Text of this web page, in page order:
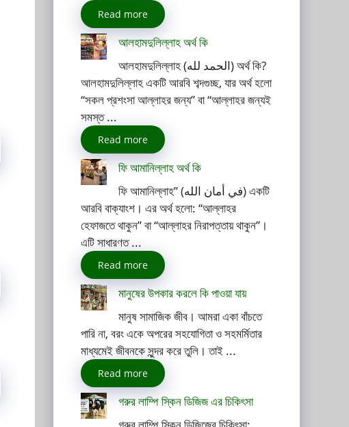
Read more
আলহামদুলিল্লাহ অর্থ কি
আলহামদুলিল্লাহ (الحمد لله) অর্থ কি?
আলহামদুলিল্লাহ একটি আরবি শব্দগুচ্ছ, যার অর্থ হলো
“সকল প্রশংসা আল্লাহর জন্য” বা “আল্লাহর জন্যই
সমস্ত ...
Read more
ফি আমানিল্লাহ অর্থ কি
ফি আমানিল্লাহ” (في أمان الله) একটি
আরবি বাক্যাংশ। এর অর্থ হলো: “আল্লাহর
হেফাজতে থাকুন” বা “আল্লাহর নিরাপত্তায় থাকুন”।
এটি সাধারণত ...
Read more
মানুষের উপকার করলে কি পাওয়া যায়
মানুষ সামাজিক জীব। আমরা একা বাঁচতে
পারি না, বরং একে অপরের সহযোগিতা ও সহমর্মিতার
মাধ্যমেই জীবনকে সুন্দর করে তুলি। তাই ...
Read more
গরুর লাম্পি স্কিন ডিজিজ এর চিকিৎসা